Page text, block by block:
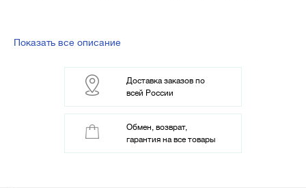
Показать все описание
Доставка заказов по
всей России
Обмен, возврат,
гарантия на все товары